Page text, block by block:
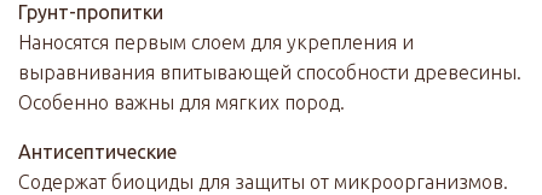
Грунт-пропитки
Наносятся первым слоем для укрепления и
выравнивания впитывающей способности древесины.
Особенно важны для мягких пород.
Антисептические
Содержат биоциды для защиты от микроорганизмов.